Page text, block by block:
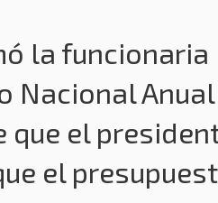
la funcionaria
Nacional
que el
el